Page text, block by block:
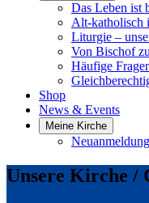
Das Leben ist
Alt-katholisch
Liturgie –
Von Bischof
Häufige
Shop
News & Events
Meine Kirche
Unsere Kirche /